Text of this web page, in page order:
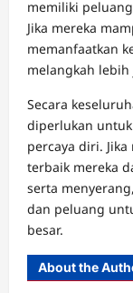
memiliki
Jika mereka
memanfaatkan
melangkah
Secara
diperlukan
percaya diri.
terbaik mereka
serta
dan peluang
besar.
About the